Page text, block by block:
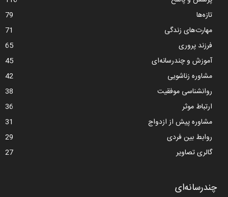
تازه‌ها
79
مهارت‌های زندگی
71
فرزند پروری
65
آموزش و چندرسانه‌ای
45
مشاوره زناشویی
42
روانشناسی موفقیت
38
ارتباط موثر
36
مشاوره پیش از ازدواج
31
روابط بین فردی
29
گالری تصاویر
27
چندرسانه‌ای